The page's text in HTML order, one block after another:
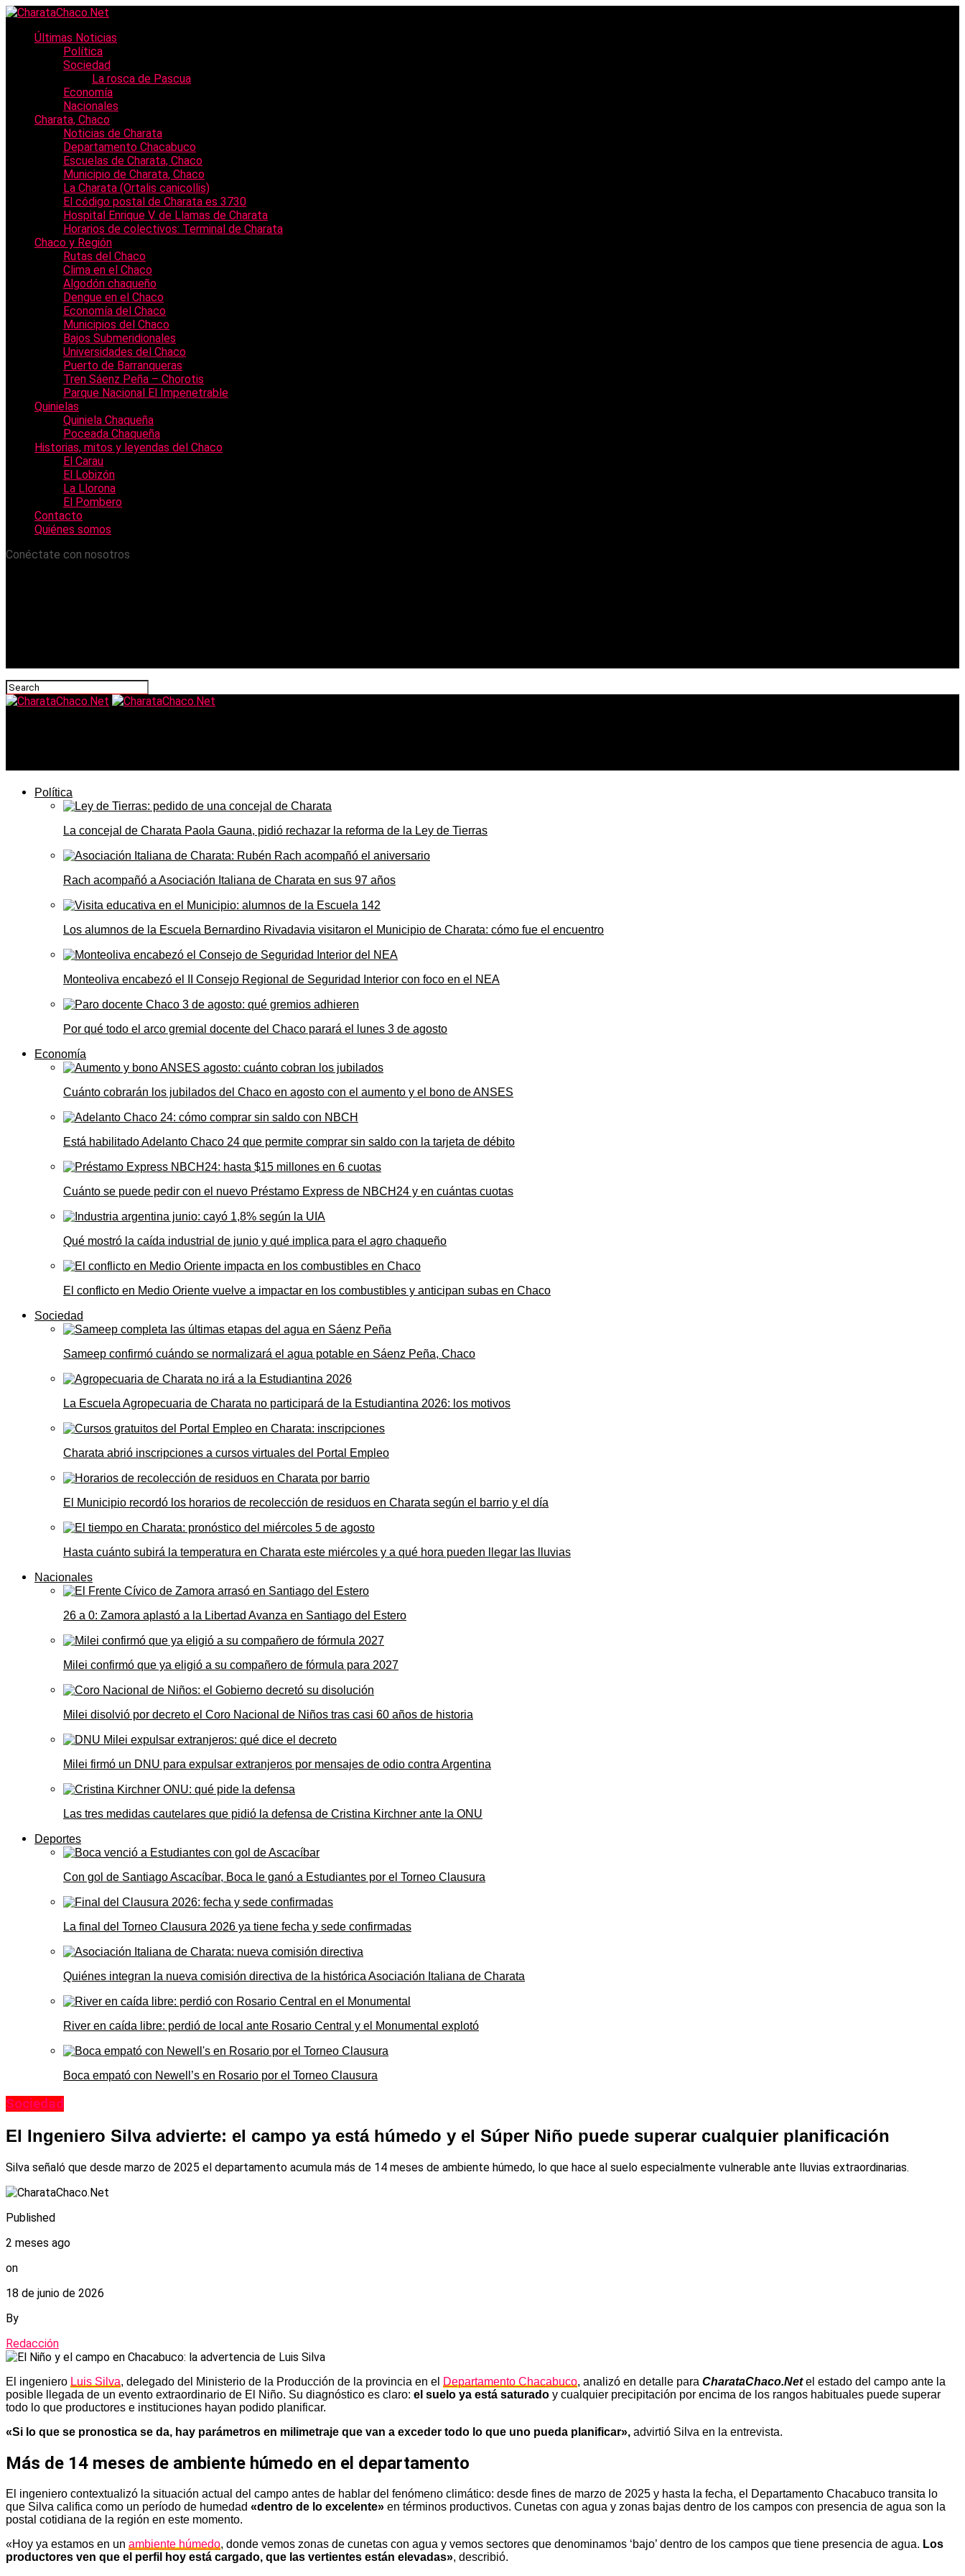
Últimas Noticias
Política
Sociedad
La rosca de Pascua
Economía
Nacionales
Charata, Chaco
Noticias de Charata
Departamento Chacabuco
Escuelas de Charata, Chaco
Municipio de Charata, Chaco
La Charata (Ortalis canicollis)
El código postal de Charata es 3730
Hospital Enrique V. de Llamas de Charata
Horarios de colectivos: Terminal de Charata
Chaco y Región
Rutas del Chaco
Clima en el Chaco
Algodón chaqueño
Dengue en el Chaco
Economía del Chaco
Municipios del Chaco
Bajos Submeridionales
Universidades del Chaco
Puerto de Barranqueras
Tren Sáenz Peña – Chorotis
Parque Nacional El Impenetrable
Quinielas
Quiniela Chaqueña
Poceada Chaqueña
Historias, mitos y leyendas del Chaco
El Carau
El Lobizón
La Llorona
El Pombero
Contacto
Quiénes somos
Conéctate con nosotros
Política
La concejal de Charata Paola Gauna, pidió rechazar la reforma de la Ley de Tierras
Rach acompañó a Asociación Italiana de Charata en sus 97 años
Los alumnos de la Escuela Bernardino Rivadavia visitaron el Municipio de Charata: cómo fue el encuentro
Monteoliva encabezó el II Consejo Regional de Seguridad Interior con foco en el NEA
Por qué todo el arco gremial docente del Chaco parará el lunes 3 de agosto
Economía
Cuánto cobrarán los jubilados del Chaco en agosto con el aumento y el bono de ANSES
Está habilitado Adelanto Chaco 24 que permite comprar sin saldo con la tarjeta de débito
Cuánto se puede pedir con el nuevo Préstamo Express de NBCH24 y en cuántas cuotas
Qué mostró la caída industrial de junio y qué implica para el agro chaqueño
El conflicto en Medio Oriente vuelve a impactar en los combustibles y anticipan subas en Chaco
Sociedad
Sameep confirmó cuándo se normalizará el agua potable en Sáenz Peña, Chaco
La Escuela Agropecuaria de Charata no participará de la Estudiantina 2026: los motivos
Charata abrió inscripciones a cursos virtuales del Portal Empleo
El Municipio recordó los horarios de recolección de residuos en Charata según el barrio y el día
Hasta cuánto subirá la temperatura en Charata este miércoles y a qué hora pueden llegar las lluvias
Nacionales
26 a 0: Zamora aplastó a la Libertad Avanza en Santiago del Estero
Milei confirmó que ya eligió a su compañero de fórmula para 2027
Milei disolvió por decreto el Coro Nacional de Niños tras casi 60 años de historia
Milei firmó un DNU para expulsar extranjeros por mensajes de odio contra Argentina
Las tres medidas cautelares que pidió la defensa de Cristina Kirchner ante la ONU
Deportes
Con gol de Santiago Ascacíbar, Boca le ganó a Estudiantes por el Torneo Clausura
La final del Torneo Clausura 2026 ya tiene fecha y sede confirmadas
Quiénes integran la nueva comisión directiva de la histórica Asociación Italiana de Charata
River en caída libre: perdió de local ante Rosario Central y el Monumental explotó
Boca empató con Newell’s en Rosario por el Torneo Clausura
Sociedad
El Ingeniero Silva advierte: el campo ya está húmedo y el Súper Niño puede superar cualquier planificación
Silva señaló que desde marzo de 2025 el departamento acumula más de 14 meses de ambiente húmedo, lo que hace al suelo especialmente vulnerable ante lluvias extraordinarias.
Published
2 meses ago
on
18 de junio de 2026
By
Redacción
El ingeniero Luis Silva, delegado del Ministerio de la Producción de la provincia en el Departamento Chacabuco, analizó en detalle para CharataChaco.Netel estado del campo ante la
posible llegada de un evento extraordinario de El Niño. Su diagnóstico es claro: el suelo ya está saturado y cualquier precipitación por encima de los rangos habituales puede superar
todo lo que productores e instituciones hayan podido planificar.
«Si lo que se pronostica se da, hay parámetros en milimetraje que van a exceder todo lo que uno pueda planificar», advirtió Silva en la entrevista.
Más de 14 meses de ambiente húmedo en el departamento
El ingeniero contextualizó la situación actual del campo antes de hablar del fenómeno climático: desde fines de marzo de 2025 y hasta la fecha, el Departamento Chacabuco transita lo
que Silva califica como un período de humedad «dentro de lo excelente» en términos productivos. Cunetas con agua y zonas bajas dentro de los campos con presencia de agua son la
postal cotidiana de la región en este momento.
«Hoy ya estamos en un ambiente húmedo, donde vemos zonas de cunetas con agua y vemos sectores que denominamos ‘bajo’ dentro de los campos que tiene presencia de agua. Los
productores ven que el perfil hoy está cargado, que las vertientes están elevadas», describió.